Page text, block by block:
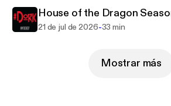
House of the Dragon
21 de jul de 2026-33 min
Mostrar más